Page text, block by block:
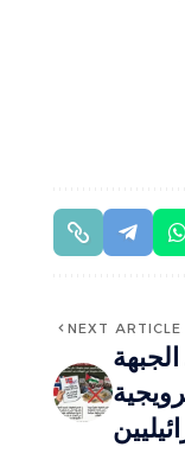
NEXT ARTICLE